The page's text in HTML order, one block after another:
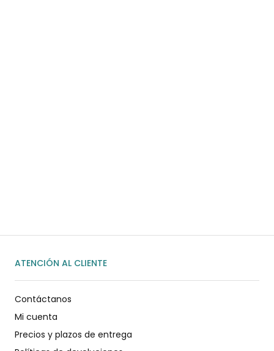
ATENCIÓN AL CLIENTE
Contáctanos
Mi cuenta
Precios y plazos de entrega